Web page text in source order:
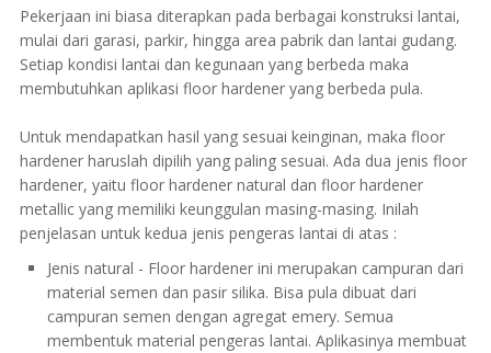
Pekerjaan ini biasa diterapkan pada berbagai konstruksi lantai,
mulai dari garasi, parkir, hingga area pabrik dan lantai gudang.
Setiap kondisi lantai dan kegunaan yang berbeda maka
membutuhkan aplikasi floor hardener yang berbeda pula.
Untuk mendapatkan hasil yang sesuai keinginan, maka floor
hardener haruslah dipilih yang paling sesuai. Ada dua jenis floor
hardener, yaitu floor hardener natural dan floor hardener
metallic yang memiliki keunggulan masing-masing. Inilah
penjelasan untuk kedua jenis pengeras lantai di atas :
Jenis natural - Floor hardener ini merupakan campuran dari
material semen dan pasir silika. Bisa pula dibuat dari
campuran semen dengan agregat emery. Semua
membentuk material pengeras lantai. Aplikasinya membuat